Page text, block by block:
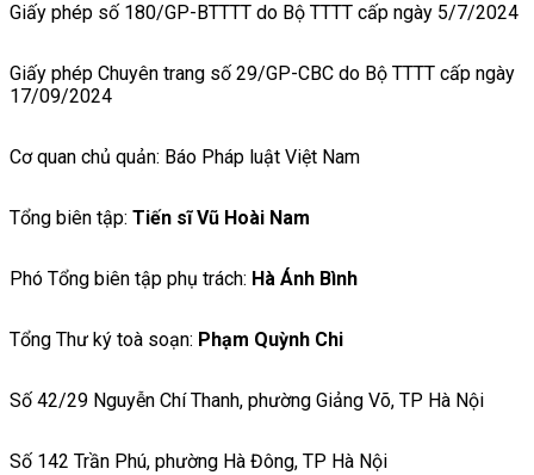
Giấy phép số 180/GP-BTTTT do Bộ TTTT cấp ngày 5/7/2024
Giấy phép Chuyên trang số 29/GP-CBC do Bộ TTTT cấp ngày
17/09/2024
Cơ quan chủ quản: Báo Pháp luật Việt Nam
Tổng biên tập: Tiến sĩ Vũ Hoài Nam
Phó Tổng biên tập phụ trách: Hà Ánh Bình
Tổng Thư ký toà soạn: Phạm Quỳnh Chi
Số 42/29 Nguyễn Chí Thanh, phường Giảng Võ, TP Hà Nội
Số 142 Trần Phú, phường Hà Đông, TP Hà Nội